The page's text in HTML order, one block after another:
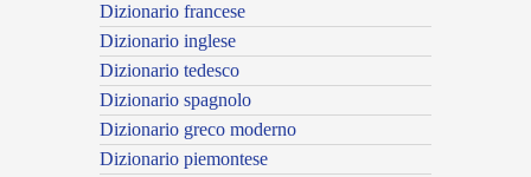
Dizionario francese
Dizionario inglese
Dizionario tedesco
Dizionario spagnolo
Dizionario greco moderno
Dizionario piemontese